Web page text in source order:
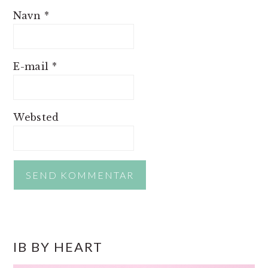
Navn *
E-mail *
Websted
SIDEBAR
IB BY HEART